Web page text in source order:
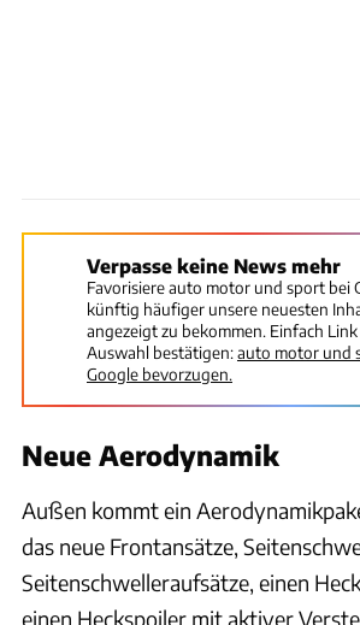
Verpasse keine News mehr
Favorisiere auto motor und sport bei
künftig häufiger unsere neuesten
angezeigt zu bekommen. Einfach
Auswahl bestätigen:auto motor und
Google bevorzugen.
Neue Aerodynamik
Außen kommt ein
das neue Frontansätze,
Seitenschwelleraufsätze, einen
einen Heckspoiler mit aktiver